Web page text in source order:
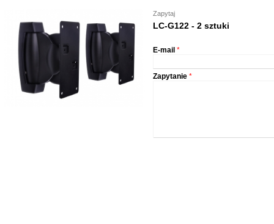
Zapytaj
LC-G122 - 2 sztuki
E-mail *
Zapytanie *